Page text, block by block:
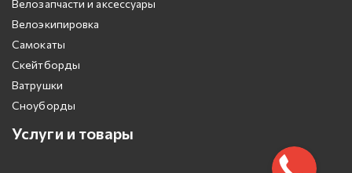
Велозапчасти и аксессуары
Велоэкипировка
Самокаты
Скейтборды
Ватрушки
Сноуборды
Услуги и товары